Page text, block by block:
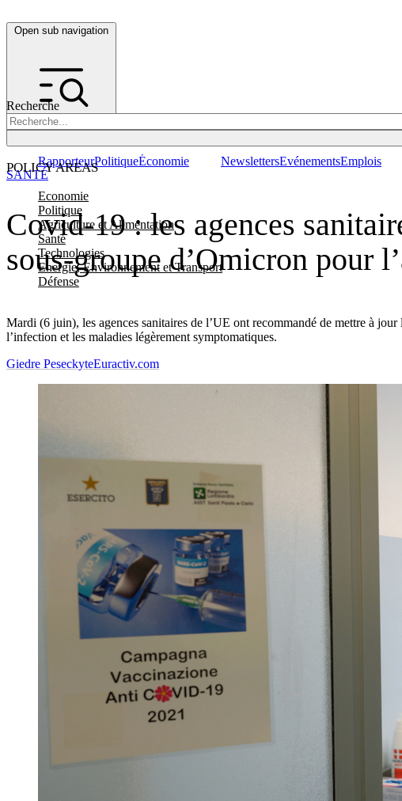
Open sub navigation
Recherche
POLICY AREAS
Economie
Politique
Agriculture et Alimentation
Santé
Technologies
Energie, Environnement et Transport
Défense
RapporteurPolitiqueÉconomie NewslettersEvénementsEmplois
Covid-19 : les agences
sous-groupe d’Omicron pour
Mardi (6 juin), les agences sanitaires de l’UE ont recommandé de mettre à
l’infection et les maladies légèrement symptomatiques.
SANTÉ
Giedre PeseckyteEuractiv.com